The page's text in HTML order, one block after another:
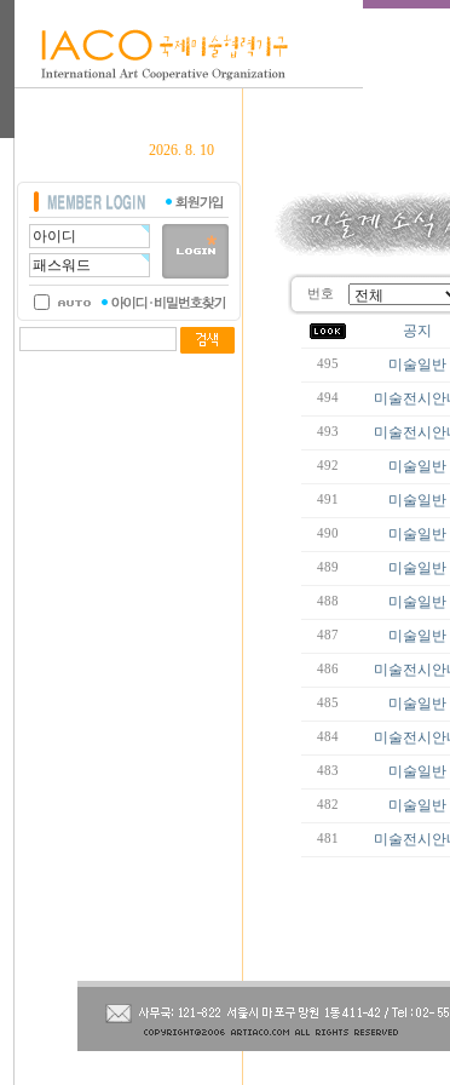
2026. 8. 10
번호
공지
495 미술일반
494 미술전시안
493 미술전시안
492 미술일반
491 미술일반
490 미술일반
489 미술일반
488 미술일반
487 미술일반
486 미술전시안
485 미술일반
484 미술전시안
483 미술일반
482 미술일반
481 미술전시안